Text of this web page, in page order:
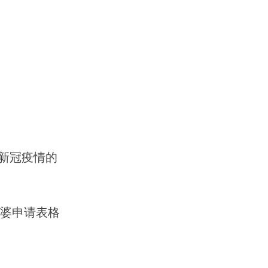
冠疫情的
申请表格